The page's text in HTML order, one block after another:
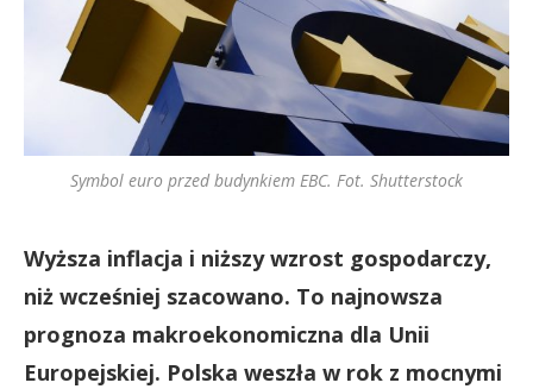
Symbol euro przed budynkiem EBC. Fot. Shutterstock
Wyższa inflacja i niższy wzrost gospodarczy,
niż wcześniej szacowano. To najnowsza
prognoza makroekonomiczna dla Unii
Europejskiej. Polska weszła w rok z mocnymi